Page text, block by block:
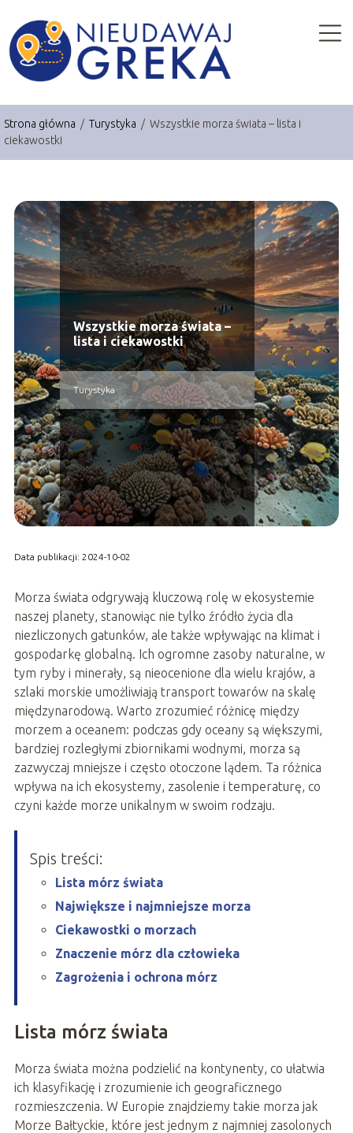
Strona główna / Turystyka / Wszystkie morza świata – lista i
ciekawostki
Wszystkie morza świata –
lista i ciekawostki
Turystyka
Data publikacji: 2024-10-02
Morza świata odgrywają kluczową rolę w ekosystemie
naszej planety, stanowiąc nie tylko źródło życia dla
niezliczonych gatunków, ale także wpływając na klimat i
gospodarkę globalną. Ich ogromne zasoby naturalne, w
tym ryby i minerały, są nieocenione dla wielu krajów, a
szlaki morskie umożliwiają transport towarów na skalę
międzynarodową. Warto zrozumieć różnicę między
morzem a oceanem: podczas gdy oceany są większymi,
bardziej rozległymi zbiornikami wodnymi, morza są
zazwyczaj mniejsze i często otoczone lądem. Ta różnica
wpływa na ich ekosystemy, zasolenie i temperaturę, co
czyni każde morze unikalnym w swoim rodzaju.
Spis treści:
Lista mórz świata
Największe i najmniejsze morza
Ciekawostki o morzach
Znaczenie mórz dla człowieka
Zagrożenia i ochrona mórz
Lista mórz świata
Morza świata można podzielić na kontynenty, co ułatwia
ich klasyfikację i zrozumienie ich geograficznego
rozmieszczenia. W Europie znajdziemy takie morza jak
Morze Bałtyckie, które jest jednym z najmniej zasolonych